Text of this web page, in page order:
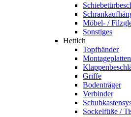
Möbel- /
Sonstiges
Hettich
Topfbänder
Montageplatten
Griffe
Bodenträger
Verbinder
Sockelfüße /